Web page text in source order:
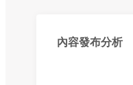
內容發布分析